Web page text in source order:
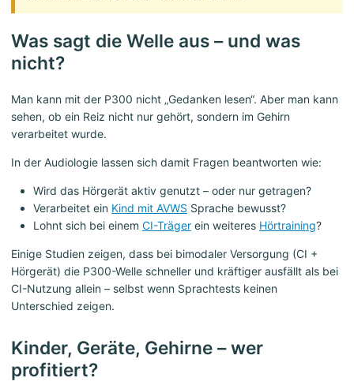
Was sagt die Welle aus – und was
nicht?
Man kann mit der P300 nicht „Gedanken lesen“. Aber man kann
sehen, ob ein Reiz nicht nur gehört, sondern im Gehirn
verarbeitet wurde.
In der Audiologie lassen sich damit Fragen beantworten wie:
Wird das Hörgerät aktiv genutzt – oder nur getragen?
Verarbeitet ein Kind mit AVWS Sprache bewusst?
Lohnt sich bei einem CI-Träger ein weiteres Hörtraining?
Einige Studien zeigen, dass bei bimodaler Versorgung (CI +
Hörgerät) die P300-Welle schneller und kräftiger ausfällt als bei
CI-Nutzung allein – selbst wenn Sprachtests keinen
Unterschied zeigen.
Kinder, Geräte, Gehirne – wer
profitiert?